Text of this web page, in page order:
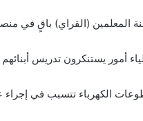
المعلمين (القراي) باقٍ في
أمور يستنكرون تدريس
الكهرباء تتسبب في إجراء